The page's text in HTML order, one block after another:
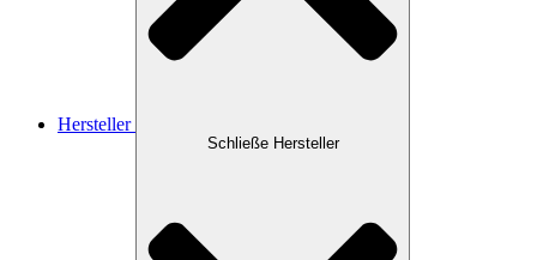
Hersteller
Schließe Hersteller